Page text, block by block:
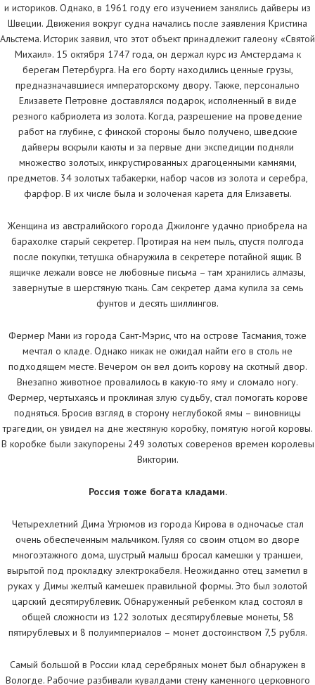
и историков. Однако, в 1961 году его изучением занялись дайверы из
Швеции. Движения вокруг судна начались после заявления Кристина
Альстема. Историк заявил, что этот объект принадлежит галеону «Святой
Михаил». 15 октября 1747 года, он держал курс из Амстердама к
берегам Петербурга. На его борту находились ценные грузы,
предназначавшиеся императорскому двору. Также, персонально
Елизавете Петровне доставлялся подарок, исполненный в виде
резного кабриолета из золота. Когда, разрешение на проведение
работ на глубине, с финской стороны было получено, шведские
дайверы вскрыли каюты и за первые дни экспедиции подняли
множество золотых, инкрустированных драгоценными камнями,
предметов. 34 золотых табакерки, набор часов из золота и серебра,
фарфор. В их числе была и золоченая карета для Елизаветы.
Женщина из австралийского города Джилонге удачно приобрела на
барахолке старый секретер. Протирая на нем пыль, спустя полгода
после покупки, тетушка обнаружила в секретере потайной ящик. В
ящичке лежали вовсе не любовные письма – там хранились алмазы,
завернутые в шерстяную ткань. Сам секретер дама купила за семь
фунтов и десять шиллингов.
Фермер Мани из города Сант-Мэрис, что на острове Тасмания, тоже
мечтал о кладе. Однако никак не ожидал найти его в столь не
подходящем месте. Вечером он вел доить корову на скотный двор.
Внезапно животное провалилось в какую-то яму и сломало ногу.
Фермер, чертыхаясь и проклиная злую судьбу, стал помогать корове
подняться. Бросив взгляд в сторону неглубокой ямы – виновницы
трагедии, он увидел на дне жестяную коробку, помятую ногой коровы.
В коробке были закупорены 249 золотых соверенов времен королевы
Виктории.
Россия тоже богата кладами.
Четырехлетний Дима Угрюмов из города Кирова в одночасье стал
очень обеспеченным мальчиком. Гуляя со своим отцом во дворе
многоэтажного дома, шустрый малыш бросал камешки у траншеи,
вырытой под прокладку электрокабеля. Неожиданно отец заметил в
руках у Димы желтый камешек правильной формы. Это был золотой
царский десятирублевик. Обнаруженный ребенком клад состоял в
общей сложности из 122 золотых десятирублевые монеты, 58
пятирублевых и 8 полуимпериалов – монет достоинством 7,5 рубля.
Самый большой в России клад серебряных монет был обнаружен в
Вологде. Рабочие разбивали кувалдами стену каменного церковного